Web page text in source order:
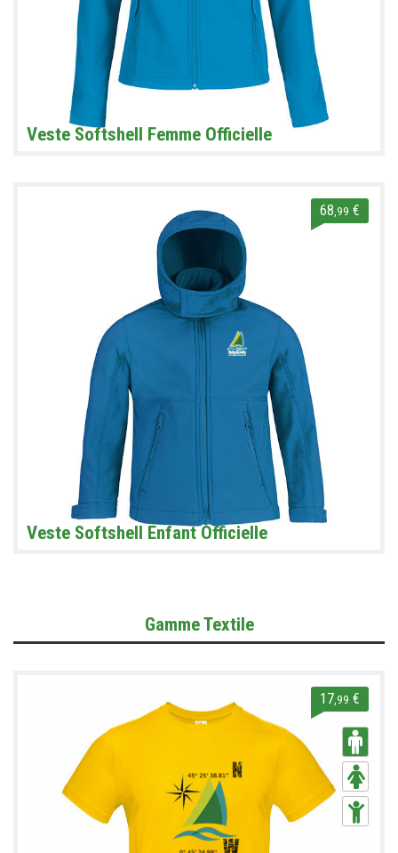
Veste Softshell Femme Officielle
68 ,99 €
Veste Softshell Enfant Officielle
Gamme Textile
17 ,99 €